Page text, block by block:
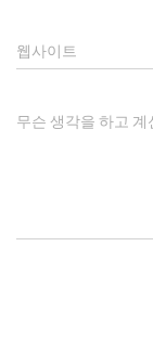
웹사이트
무슨 생각을 하고 계